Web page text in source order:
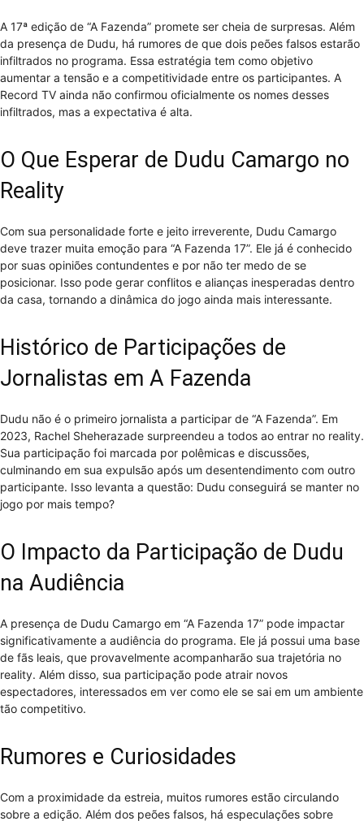
A 17ª edição de “A Fazenda” promete ser cheia de surpresas. Além
da presença de Dudu, há rumores de que dois peões falsos estarão
infiltrados no programa. Essa estratégia tem como objetivo
aumentar a tensão e a competitividade entre os participantes. A
Record TV ainda não confirmou oficialmente os nomes desses
infiltrados, mas a expectativa é alta.
O Que Esperar de Dudu Camargo no
Reality
Com sua personalidade forte e jeito irreverente, Dudu Camargo
deve trazer muita emoção para “A Fazenda 17”. Ele já é conhecido
por suas opiniões contundentes e por não ter medo de se
posicionar. Isso pode gerar conflitos e alianças inesperadas dentro
da casa, tornando a dinâmica do jogo ainda mais interessante.
Histórico de Participações de
Jornalistas em A Fazenda
Dudu não é o primeiro jornalista a participar de “A Fazenda”. Em
2023, Rachel Sheherazade surpreendeu a todos ao entrar no reality.
Sua participação foi marcada por polêmicas e discussões,
culminando em sua expulsão após um desentendimento com outro
participante. Isso levanta a questão: Dudu conseguirá se manter no
jogo por mais tempo?
O Impacto da Participação de Dudu
na Audiência
A presença de Dudu Camargo em “A Fazenda 17” pode impactar
significativamente a audiência do programa. Ele já possui uma base
de fãs leais, que provavelmente acompanharão sua trajetória no
reality. Além disso, sua participação pode atrair novos
espectadores, interessados em ver como ele se sai em um ambiente
tão competitivo.
Rumores e Curiosidades
Com a proximidade da estreia, muitos rumores estão circulando
sobre a edição. Além dos peões falsos, há especulações sobre